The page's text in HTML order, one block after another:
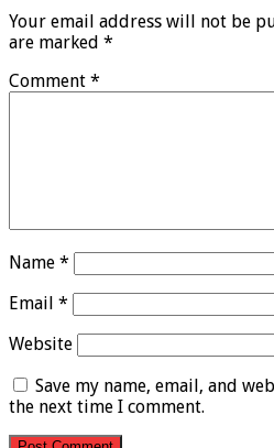
Your email address will not be
are marked *
Comment *
Name *
Email *
Website
Save my name, email, and
the next time I comment.